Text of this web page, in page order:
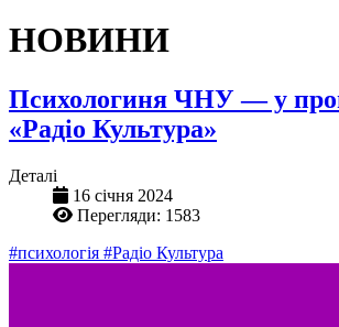
НОВИНИ
Психологиня ЧНУ — у
«Радіо Культура»
Деталі
16 січня 2024
Перегляди: 1583
#психологія #Радіо Культура